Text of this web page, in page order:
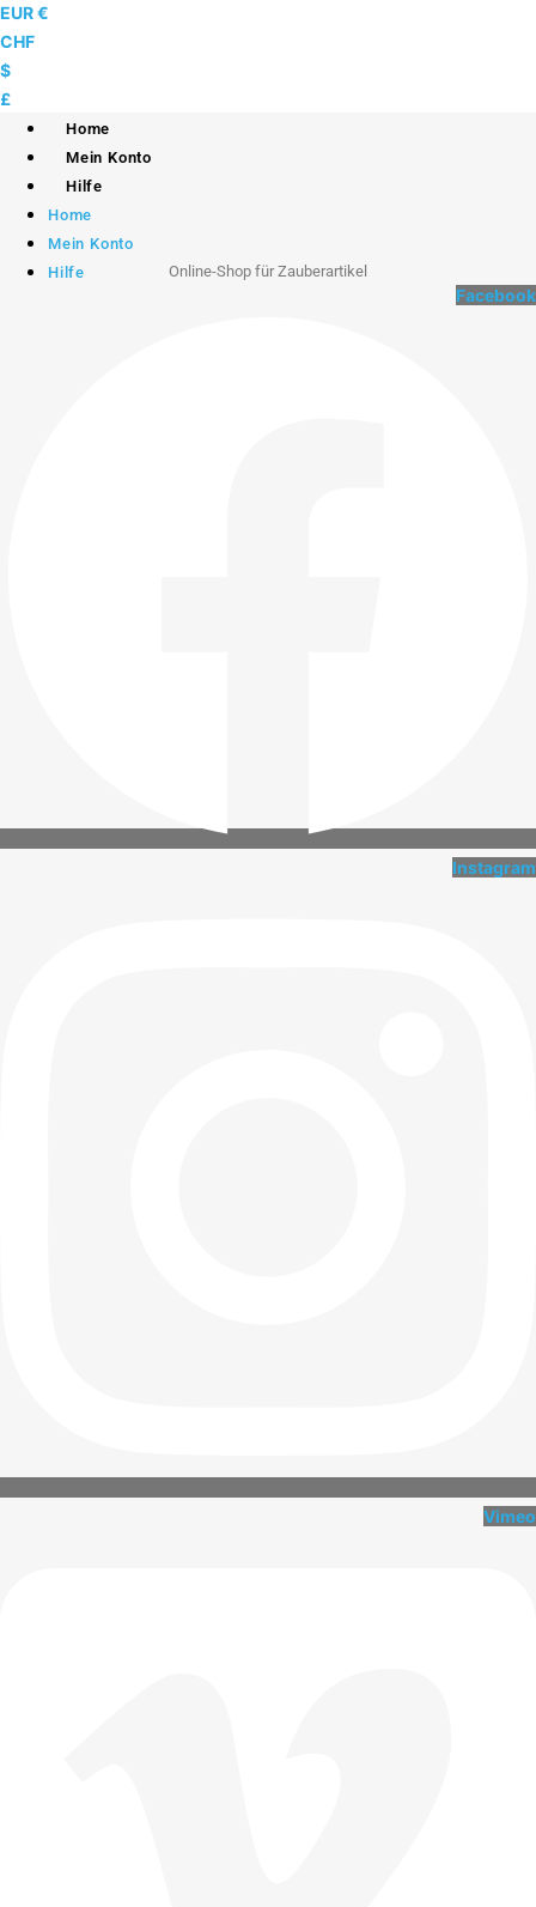
Skip
to
content
EUR €
CHF
$
£
Home
Mein Konto
Hilfe
Home
Mein Konto
Hilfe
Online-Shop für Zauberartikel
Facebook
Instagram
Vimeo